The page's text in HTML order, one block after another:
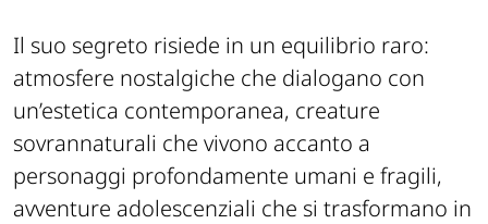
Il suo segreto risiede in un equilibrio raro:
atmosfere nostalgiche che dialogano con
un’estetica contemporanea, creature
sovrannaturali che vivono accanto a
personaggi profondamente umani e fragili,
avventure adolescenziali che si trasformano in